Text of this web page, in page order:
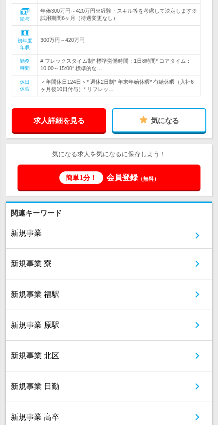
給与
年俸300万円～420万円※経験・スキル等を考慮して決定します※
試用期間6ヶ月（待遇変更なし）
初年度
年収
300万円～420万円
勤務
時間
# フレックスタイム制* 標準労働時間：1日8時間* コアタイム：
10:00～15:00* 標準的な…
休日
休暇
＜年間休日124日＞* 週休2日制* 年末年始休暇* 有給休暇（入社6
ヶ月後10日付与）* リフレッ…
求人詳細を見る 気になる
気になる求人を気になるに保存しよう！
簡単1分！ 会員登録（無料）
関連キーワード
新規事業
新規事業 寮
新規事業 福駅
新規事業 原駅
新規事業 北区
新規事業 日勤
新規事業 高卒